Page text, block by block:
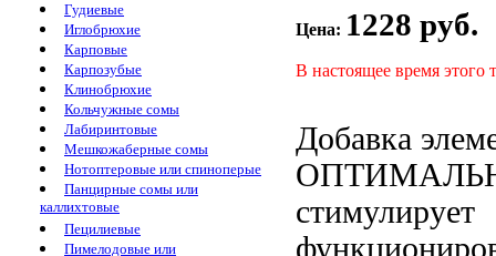
Гудиевые
Иглобрюхие
Карповые
Карпозубые
Клинобрюхие
Кольчужные сомы
Лабиринтовые
Мешкожаберные сомы
Нотоптеровые или спиноперые
Панцирные сомы или
каллихтовые
Пецилиевые
Пимелодовые или
Цена: 1228 руб.
В настоящее время этого
Добавка
стимулирует